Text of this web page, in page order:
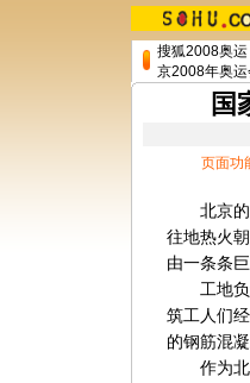
搜狐2008奥运
京2008年奥
国
页面功
北京的漫
往地热火
由一条条
工地负责
筑工人们
的钢筋混
作为北京